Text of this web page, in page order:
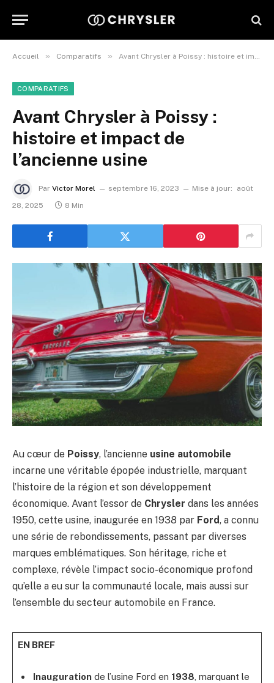
Accueil » Comparatifs » Avant Chrysler à Poissy : histoire et impact de l’ancienne usine
COMPARATIFS
Avant Chrysler à Poissy :
histoire et impact de
l’ancienne usine
Par Victor Morel septembre 16, 2023 Mise à jour:
août
28, 2025
8 Min
Au cœur de Poissy, l’ancienne usine automobile
incarne une véritable épopée industrielle, marquant
l’histoire de la région et son développement
économique. Avant l’essor de Chrysler dans les années
1950, cette usine, inaugurée en 1938 par Ford, a connu
une série de rebondissements, passant par diverses
marques emblématiques. Son héritage, riche et
complexe, révèle l’impact socio-économique profond
qu’elle a eu sur la communauté locale, mais aussi sur
l’ensemble du secteur automobile en France.
EN BREF
Inaugurationde l’usine Ford en 1938 , marquant le